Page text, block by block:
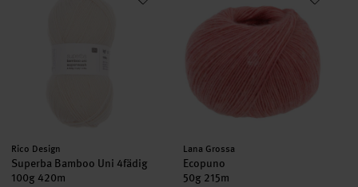
Hersteller:
Rico Design
Superba Bamboo Uni 4fädig
100g 420m
Hersteller:
Lana Grossa
Ecopuno
50g 215m